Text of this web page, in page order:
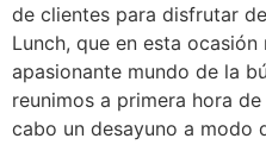
de clientes para disfrutar
Lunch, que en esta
apasionante mundo de la
reunimos a primera hora
cabo un desayuno a modo